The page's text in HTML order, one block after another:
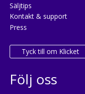
Säljtips
Kontakt & support
Press
Tyck till om Klicket
Följ oss